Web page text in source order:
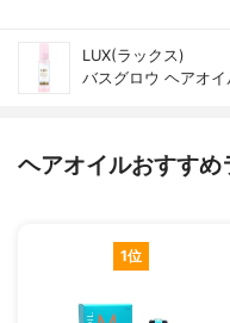
LUX(ラックス)
バスグロウ ヘアオイ
ヘアオイルおすすめ
1位